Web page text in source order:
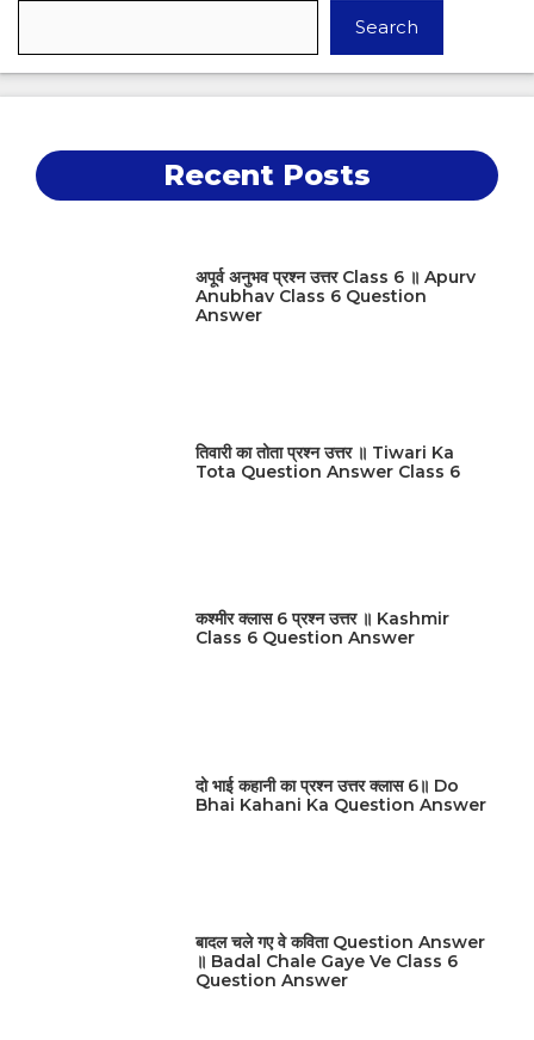
Search
Recent Posts
अपूर्व अनुभव प्रश्न उत्तर Class 6 ॥ Apurv
Anubhav Class 6 Question
Answer
तिवारी का तोता प्रश्न उत्तर ॥ Tiwari Ka
Tota Question Answer Class 6
कश्मीर क्लास 6 प्रश्न उत्तर ॥ Kashmir
Class 6 Question Answer
दो भाई कहानी का प्रश्न उत्तर क्लास 6॥ Do
Bhai Kahani Ka Question Answer
बादल चले गए वे कविता Question Answer
॥ Badal Chale Gaye Ve Class 6
Question Answer